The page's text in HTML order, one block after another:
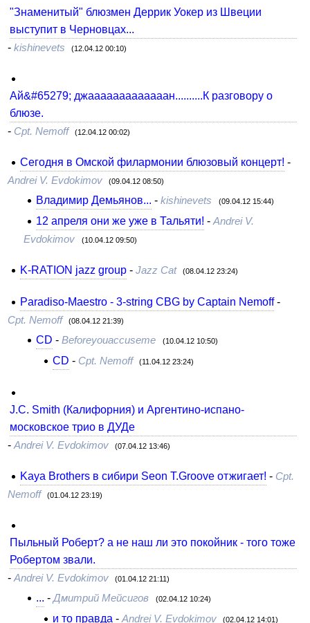
"Знаменитый" блюзмен Деррик Уокер из Швеции
выступит в Черновцах...
- kishinevets (12.04.12 00:10)
Ай&#65279; джааааааааааааан..........К разговору о
блюзе.
- Cpt. Nemoff (12.04.12 00:02)
Сегодня в Омской филармонии блюзовый концерт! -
Andrei V. Evdokimov (09.04.12 08:50)
Владимир Демьянов... -kishinevets (09.04.12 15:44)
12 апреля они же уже в Тальяти! -Andrei V.
Evdokimov
(10.04.12 09:50)
K-RATION jazz group- Jazz Cat (08.04.12 23:24)
Paradiso-Maestro - 3-string CBG by Captain Nemoff-
Cpt. Nemoff (08.04.12 21:39)
CD -Beforeyouaccuseme (10.04.12 10:50)
CD - Cpt. Nemoff (11.04.12 23:24)
J.C. Smith (Калифорния) и Аргентино-испано-
московское трио в ДУДе
- Andrei V. Evdokimov (07.04.12 13:46)
Kaya Brothers в сибири Seon T.Groove отжигает! - Cpt.
Nemoff
(01.04.12 23:19)
Пыльный Роберт? а не наш ли это покойник - того тоже
Робертом звали.
- Andrei V. Evdokimov (01.04.12 21:11)
... -Дмитрий Мейсигов (02.04.12 10:24)
и то правда - Andrei V. Evdokimov (02.04.12 14:01)